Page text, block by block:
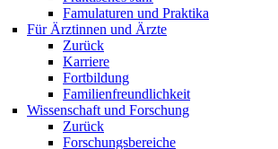
Famulaturen und Praktika
Für Ärztinnen und Ärzte
Zurück
Karriere
Fortbildung
Familienfreundlichkeit
Wissenschaft und Forschung
Zurück
Forschungsbereiche